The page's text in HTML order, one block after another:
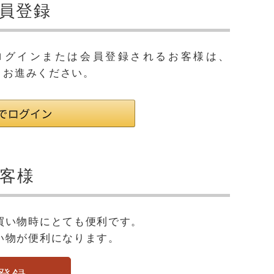
登録
インまたは会員登録されるお客様は、
進みください。
様
物時にとても便利です。
が便利になります。